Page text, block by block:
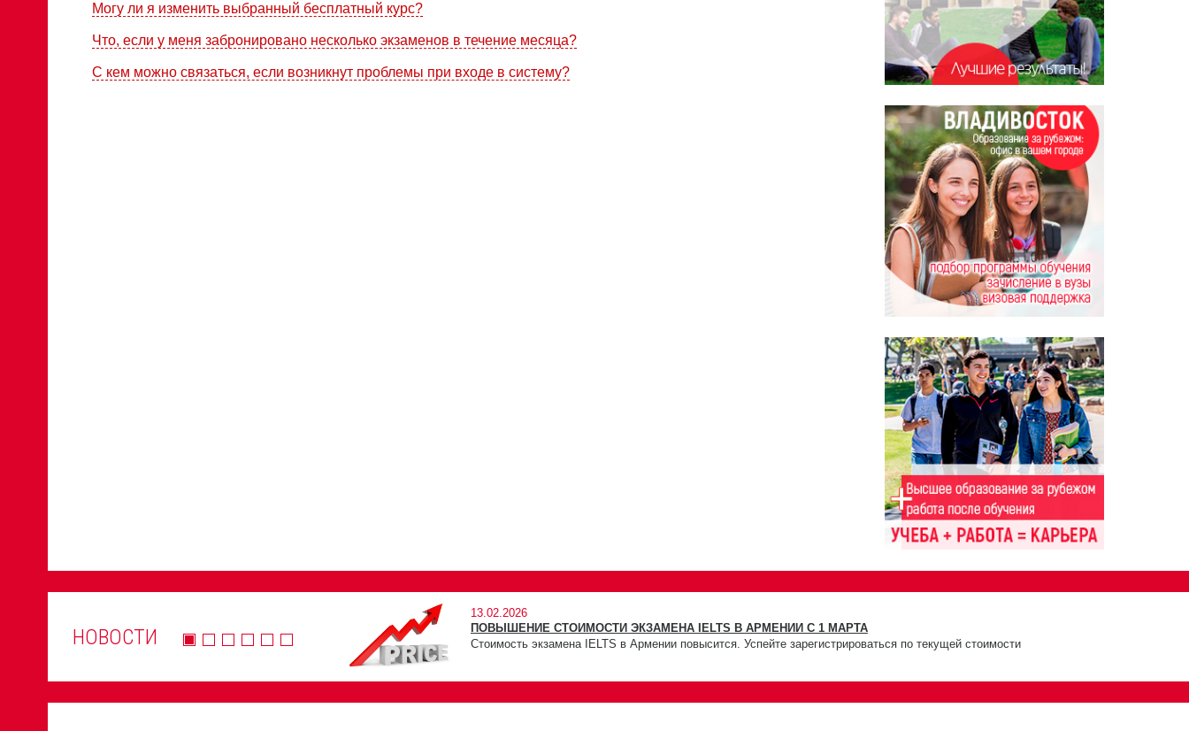
Могу ли я изменить выбранный бесплатный курс?
Что, если у меня забронировано несколько экзаменов в течение месяца?
С кем можно связаться, если возникнут проблемы при входе в систему?
НОВОСТИ
13.02.2026
ПОВЫШЕНИЕ СТОИМОСТИ ЭКЗАМЕНА IELTS В АРМЕНИИ С 1 МАРТА
Стоимость экзамена IELTS в Армении повысится. Успейте зарегистрироваться по текущей стоимости